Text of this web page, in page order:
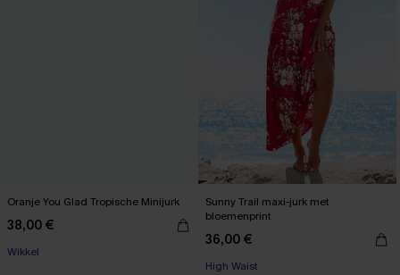
Oranje You Glad Tropische Minijurk
38,00 €
Wikkel
Sunny Trail maxi-jurk met
bloemenprint
36,00 €
High Waist